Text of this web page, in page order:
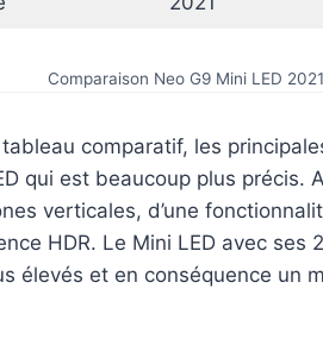
Comparaison Neo G9 Mini LED
comparatif, les
qui est beaucoup plus précis.
verticales, d’une
HDR. Le Mini LED avec ses
élevés et en conséquence un